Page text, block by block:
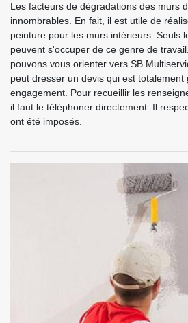
Les facteurs de dégradations des murs
innombrables. En fait, il est utile de
peinture pour les murs intérieurs. Seuls
peuvent s'occuper de ce genre de
pouvons vous orienter vers SB
peut dresser un devis qui est totalement
engagement. Pour recueillir les
il faut le téléphoner directement. Il
ont été imposés.